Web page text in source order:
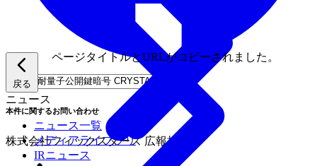
戻る
ニュース
ニュース一覧
メディアライブラリ
IRニュース
ページタイトルとURLがコピーされました。
本件に関するお問い合わせ
株式会社フィックスターズ 広報担当